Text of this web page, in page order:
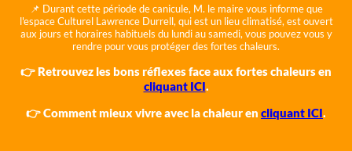
📌 Durant cette période de canicule, M. le maire vous informe que
l'espace Culturel Lawrence Durrell, qui est un lieu climatisé, est ouvert
aux jours et horaires habituels du lundi au samedi, vous pouvez vous y
rendre pour vous protéger des fortes chaleurs.
👉 Retrouvez les bons réflexes face aux fortes chaleurs en
cliquant ICI.
👉 Comment mieux vivre avec la chaleur en cliquant ICI.